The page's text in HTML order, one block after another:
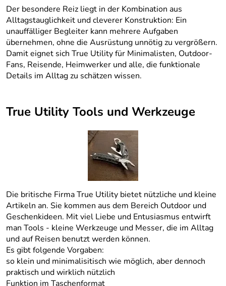
Der besondere Reiz liegt in der Kombination aus
Alltagstauglichkeit und cleverer Konstruktion: Ein
unauffälliger Begleiter kann mehrere Aufgaben
übernehmen, ohne die Ausrüstung unnötig zu vergrößern.
Damit eignet sich True Utility für Minimalisten, Outdoor-
Fans, Reisende, Heimwerker und alle, die funktionale
Details im Alltag zu schätzen wissen.
True Utility Tools und Werkzeuge
Die britische Firma True Utility bietet nützliche und kleine
Artikeln an. Sie kommen aus dem Bereich Outdoor und
Geschenkideen. Mit viel Liebe und Entusiasmus entwirft
man Tools - kleine Werkzeuge und Messer, die im Alltag
und auf Reisen benutzt werden können.
Es gibt folgende Vorgaben:
so klein und minimalisitisch wie möglich, aber dennoch
praktisch und wirklich nützlich
Funktion im Taschenformat